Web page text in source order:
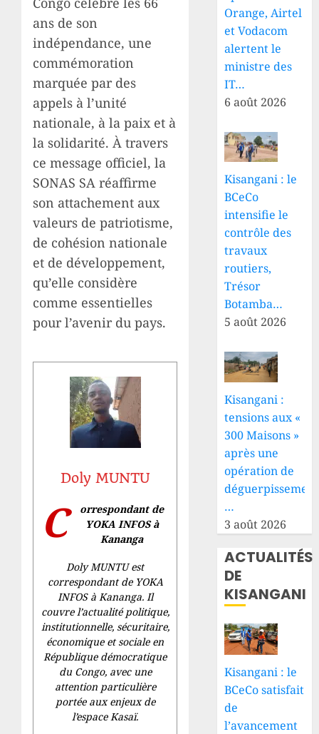
ans de son
indépendance, une
commémoration
marquée par des
appels à l’unité
nationale, à la paix et à
la solidarité. À travers
ce message officiel, la
SONAS SA réaffirme
son attachement aux
valeurs de patriotisme,
de cohésion nationale
et de développement,
qu’elle considère
comme essentielles
pour l’avenir du pays.
Doly MUNTU
C
orrespondant de
YOKA INFOS à
Kananga
Doly MUNTU est
correspondant de YOKA
INFOS à Kananga. Il
couvre l’actualité politique,
institutionnelle, sécuritaire,
économique et sociale en
République démocratique
du Congo, avec une
attention particulière
portée aux enjeux de
l’espace Kasaï.
Orange, Airtel
et Vodacom
alertent le
ministre des
IT…
6 août 2026
Kisangani : le
BCeCo
intensifie le
contrôle des
travaux
routiers,
Trésor
Botamba…
5 août 2026
Kisangani :
tensions aux «
300 Maisons »
après une
opération de
…
3 août 2026
ACTUALITÉS
DE
KISANGANI
Kisangani : le
BCeCo satisfait
de
l’avancement